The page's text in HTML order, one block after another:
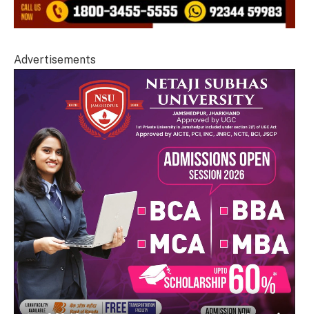
Advertisements